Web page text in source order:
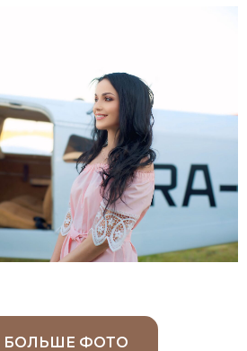
БОЛЬШЕ ФОТО